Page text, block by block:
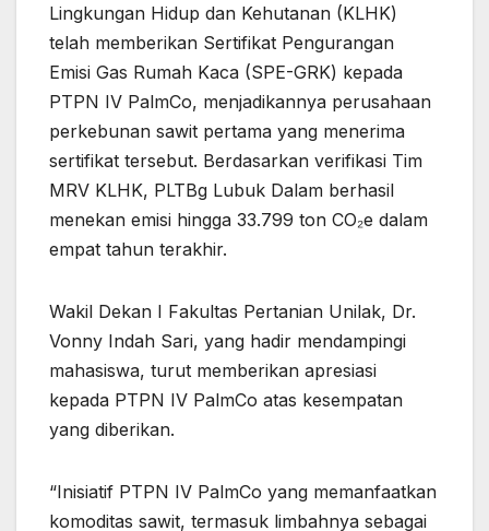
Lingkungan Hidup dan Kehutanan (KLHK)
telah memberikan Sertifikat Pengurangan
Emisi Gas Rumah Kaca (SPE-GRK) kepada
PTPN IV PalmCo, menjadikannya perusahaan
perkebunan sawit pertama yang menerima
sertifikat tersebut. Berdasarkan verifikasi Tim
MRV KLHK, PLTBg Lubuk Dalam berhasil
menekan emisi hingga 33.799 ton CO₂e dalam
empat tahun terakhir.
Wakil Dekan I Fakultas Pertanian Unilak, Dr.
Vonny Indah Sari, yang hadir mendampingi
mahasiswa, turut memberikan apresiasi
kepada PTPN IV PalmCo atas kesempatan
yang diberikan.
“Inisiatif PTPN IV PalmCo yang memanfaatkan
komoditas sawit, termasuk limbahnya sebagai